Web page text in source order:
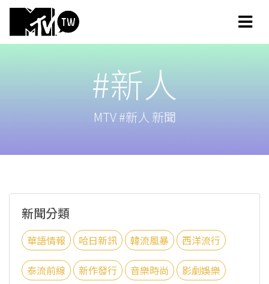
#新人
MTV #新人 新聞
新聞分類
華語情報 哈日新訊 韓流風暴 西洋流行
泰流前線 新作發行 音樂時尚 影劇娛樂